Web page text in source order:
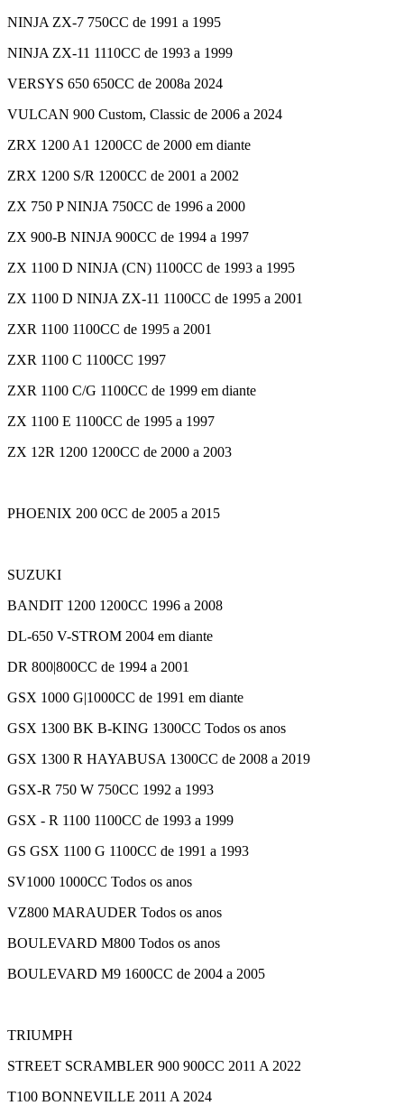
NINJA ZX-7 750CC de 1991 a 1995
NINJA ZX-11 1110CC de 1993 a 1999
VERSYS 650 650CC de 2008a 2024
VULCAN 900 Custom, Classic de 2006 a 2024
ZRX 1200 A1 1200CC de 2000 em diante
ZRX 1200 S/R 1200CC de 2001 a 2002
ZX 750 P NINJA 750CC de 1996 a 2000
ZX 900-B NINJA 900CC de 1994 a 1997
ZX 1100 D NINJA (CN) 1100CC de 1993 a 1995
ZX 1100 D NINJA ZX-11 1100CC de 1995 a 2001
ZXR 1100 1100CC de 1995 a 2001
ZXR 1100 C 1100CC 1997
ZXR 1100 C/G 1100CC de 1999 em diante
ZX 1100 E 1100CC de 1995 a 1997
ZX 12R 1200 1200CC de 2000 a 2003
PHOENIX 200 0CC de 2005 a 2015
SUZUKI
BANDIT 1200 1200CC 1996 a 2008
DL-650 V-STROM 2004 em diante
DR 800|800CC de 1994 a 2001
GSX 1000 G|1000CC de 1991 em diante
GSX 1300 BK B-KING 1300CC Todos os anos
GSX 1300 R HAYABUSA 1300CC de 2008 a 2019
GSX-R 750 W 750CC 1992 a 1993
GSX - R 1100 1100CC de 1993 a 1999
GS GSX 1100 G 1100CC de 1991 a 1993
SV1000 1000CC Todos os anos
VZ800 MARAUDER Todos os anos
BOULEVARD M800 Todos os anos
BOULEVARD M9 1600CC de 2004 a 2005
TRIUMPH
STREET SCRAMBLER 900 900CC 2011 A 2022
T100 BONNEVILLE 2011 A 2024